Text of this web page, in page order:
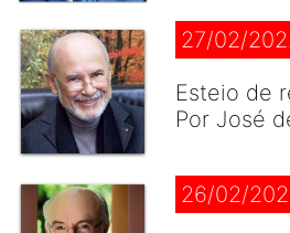
27/02/
Esteio de
Por José
26/02/